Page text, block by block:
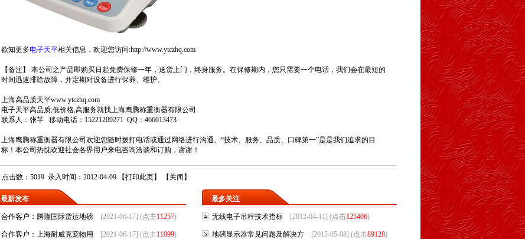
欲知更多电子天平相关信息，欢迎您访问:http://www.ytczhq.com
【备注】 本公司之产品即购买日起免费保修一年，送货上门，终身服务。在保修期内，您只需要一个电话，我们会在最短的
时间迅速排除故障，并定期对设备进行保养、维护。
上海高品质天平www.ytczhq.com
电子天平高品质,低价格,高服务就找上海鹰腾称重衡器有限公司
联系人：张芊 移动电话：15221209271 QQ：466013473
上海鹰腾称重衡器有限公司 欢迎您随时拨打电话或通过网络进行沟通。“技术、服务、品质、口碑第一”是是我们追求的目
标！本公司热忱欢迎社会各界用户来电咨询洽谈和订购，谢谢！
点击数：5019 录入时间：2012-04-09 【打印此页】 【 关闭 】
最新发布
合作客户：腾隆国际货运地磅 [2021-06-17] (点击11257)
合作客户：上海耐威克宠物用 [2021-06-17] (点击11099)
最多关注
无线电子吊秤技术指标 [2012-04-11] (点击125406)
地磅显示器常见问题及解决方 [2015-05-08] (点击89128)